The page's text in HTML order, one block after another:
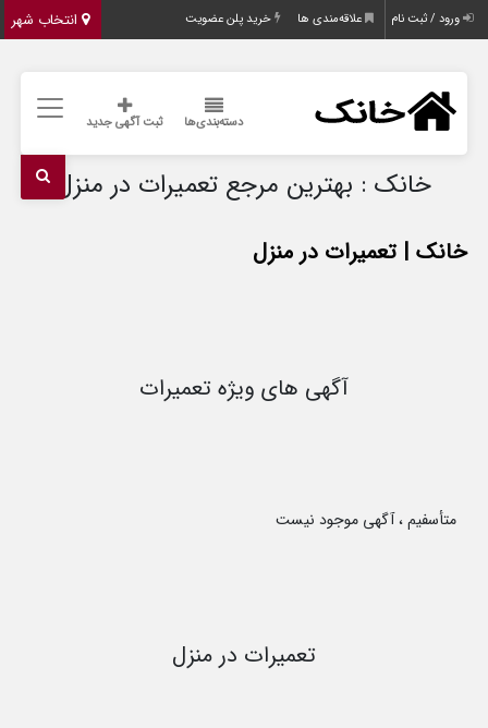
انتخاب شهر ورود / ثبت نام علاقه‌مندی ها خرید پلن عضویت
دسته‌بندی‌ها ثبت آگهی جدید
خانک : بهترین مرجع تعمیرات در منزل
خانک | تعمیرات در منزل
آگهی های ویژه تعمیرات
متأسفیم ، آگهی موجود نیست
تعمیرات در منزل